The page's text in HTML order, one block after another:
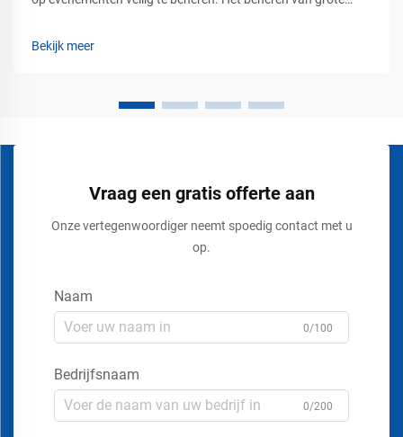
openbare bijeenkomsten vereist meer dan alleen het plaatsen
Bekijk meer
Vraag een gratis offerte aan
Onze vertegenwoordiger neemt spoedig contact met u
op.
Naam
0/100
Bedrijfsnaam
0/200